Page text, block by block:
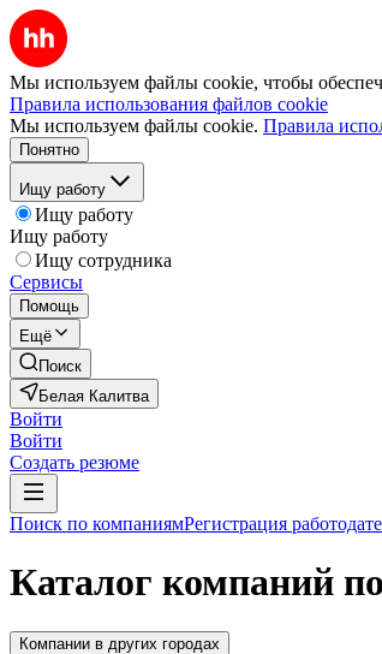
Мы используем файлы cookie, чтобы
Правила использования файлов cookie
Мы используем файлы cookie. Правила
Понятно
Ищу работу
Ищу работу
Ищу работу
Ищу сотрудника
Сервисы
Помощь
Ещё
Поиск
Белая Калитва
Войти
Войти
Создать резюме
Поиск по компаниямРегистрация
Каталог компаний
Компании в других городах